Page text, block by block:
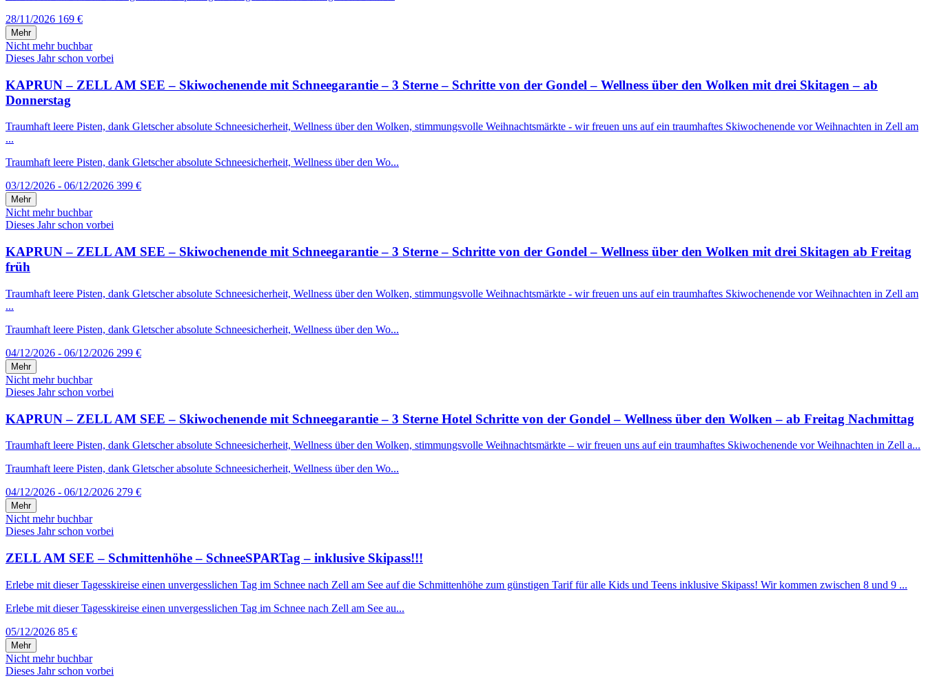
28/11/2026 169 €
Mehr
Nicht mehr buchbar
Dieses Jahr schon vorbei
KAPRUN – ZELL AM SEE – Skiwochenende mit Schneegarantie – 3 Sterne – Schritte von der Gondel – Wellness über den Wolken mit drei Skitagen – ab
Donnerstag
Traumhaft leere Pisten, dank Gletscher absolute Schneesicherheit, Wellness über den Wolken, stimmungsvolle Weihnachtsmärkte - wir freuen uns auf ein traumhaftes Skiwochenende vor Weihnachten in Zell am
...
Traumhaft leere Pisten, dank Gletscher absolute Schneesicherheit, Wellness über den Wo...
03/12/2026 - 06/12/2026 399 €
Mehr
Nicht mehr buchbar
Dieses Jahr schon vorbei
KAPRUN – ZELL AM SEE – Skiwochenende mit Schneegarantie – 3 Sterne – Schritte von der Gondel – Wellness über den Wolken mit drei Skitagen ab Freitag
früh
Traumhaft leere Pisten, dank Gletscher absolute Schneesicherheit, Wellness über den Wolken, stimmungsvolle Weihnachtsmärkte - wir freuen uns auf ein traumhaftes Skiwochenende vor Weihnachten in Zell am
...
Traumhaft leere Pisten, dank Gletscher absolute Schneesicherheit, Wellness über den Wo...
04/12/2026 - 06/12/2026 299 €
Mehr
Nicht mehr buchbar
Dieses Jahr schon vorbei
KAPRUN – ZELL AM SEE – Skiwochenende mit Schneegarantie – 3 Sterne Hotel Schritte von der Gondel – Wellness über den Wolken – ab Freitag Nachmittag
Traumhaft leere Pisten, dank Gletscher absolute Schneesicherheit, Wellness über den Wolken, stimmungsvolle Weihnachtsmärkte – wir freuen uns auf ein traumhaftes Skiwochenende vor Weihnachten in Zell a...
Traumhaft leere Pisten, dank Gletscher absolute Schneesicherheit, Wellness über den Wo...
04/12/2026 - 06/12/2026 279 €
Mehr
Nicht mehr buchbar
Dieses Jahr schon vorbei
ZELL AM SEE – Schmittenhöhe – SchneeSPARTag – inklusive Skipass!!!
Erlebe mit dieser Tagesskireise einen unvergesslichen Tag im Schnee nach Zell am See auf die Schmittenhöhe zum günstigen Tarif für alle Kids und Teens inklusive Skipass! Wir kommen zwischen 8 und 9 ...
Erlebe mit dieser Tagesskireise einen unvergesslichen Tag im Schnee nach Zell am See au...
05/12/2026 85 €
Mehr
Nicht mehr buchbar
Dieses Jahr schon vorbei